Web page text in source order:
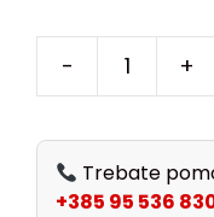
- +
Trebate
+385 95 536